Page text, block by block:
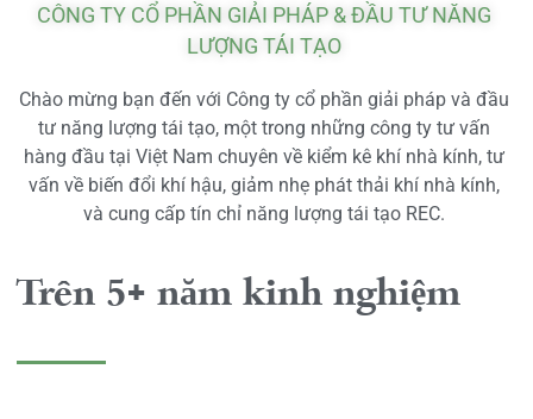
CÔNG TY CỔ PHẦN GIẢI PHÁP & ĐẦU TƯ NĂNG
LƯỢNG TÁI TẠO
Chào mừng bạn đến với Công ty cổ phần giải pháp và đầu
tư năng lượng tái tạo, một trong những công ty tư vấn
hàng đầu tại Việt Nam chuyên về kiểm kê khí nhà kính, tư
vấn về biến đổi khí hậu, giảm nhẹ phát thải khí nhà kính,
và cung cấp tín chỉ năng lượng tái tạo REC.
Trên 5+ năm kinh nghiệm